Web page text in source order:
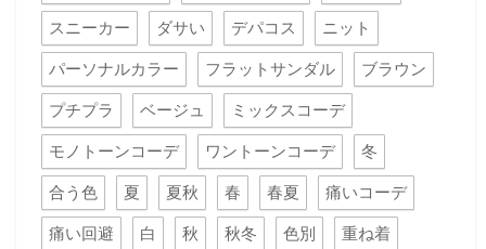
スニーカー ダサい デパコス ニット
パーソナルカラー フラットサンダル ブラウン
プチプラ ベージュ ミックスコーデ
モノトーンコーデ ワントーンコーデ 冬
合う色 夏 夏秋 春 春夏 痛いコーデ
痛い回避 白 秋 秋冬 色別 重ね着